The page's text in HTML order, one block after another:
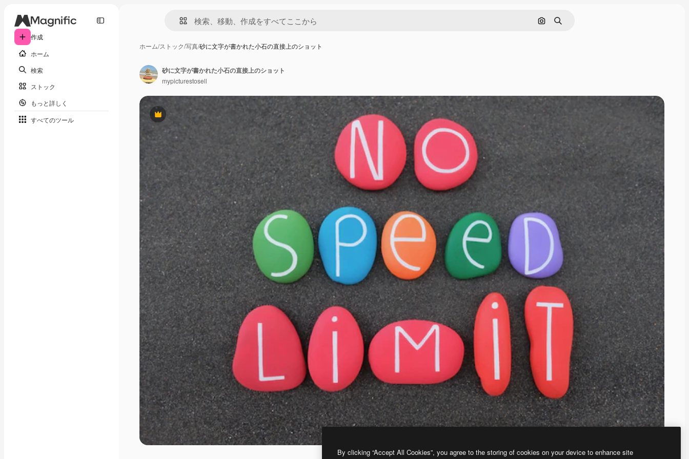
作成
ホーム
検索
ストック
もっと詳しく
すべてのツール
画像で検索
検索
ホーム/ストック/写真/砂に文字が書かれた小石の直接上のショット
Premium
砂に文字が書かれた小石の直接上のショット
mypicturestosell
By clicking “Accept All Cookies”, you agree to the storing of cookies on your device to enhance site